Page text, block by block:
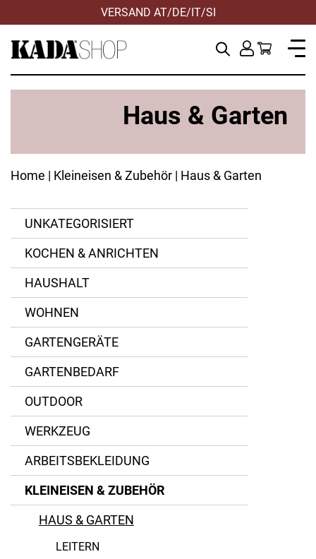
VERSAND AT/DE/IT/SI
Haus & Garten
Home | Kleineisen & Zubehör | Haus & Garten
UNKATEGORISIERT
KOCHEN & ANRICHTEN
HAUSHALT
WOHNEN
GARTENGERÄTE
GARTENBEDARF
OUTDOOR
WERKZEUG
ARBEITSBEKLEIDUNG
KLEINEISEN & ZUBEHÖR
HAUS & GARTEN
LEITERN
Aluminium
Kunststoff
Metall
Polyethylen (PE)
ZURÜCKSETZEN
ZURÜCKSETZEN
ZURÜCKSETZEN
ZURÜCKSETZEN